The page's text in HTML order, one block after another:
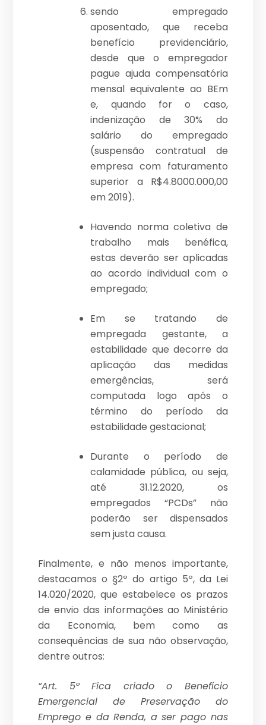
sendo empregado
aposentado, que receba
benefício previdenciário,
desde que o empregador
pague ajuda compensatória
mensal equivalente ao BEm
e, quando for o caso,
indenização de 30% do
salário do empregado
(suspensão contratual de
empresa com faturamento
superior a R$4.8000.000,00
em 2019).
Havendo norma coletiva de
trabalho mais benéfica,
estas deverão ser aplicadas
ao acordo individual com o
empregado;
Em se tratando de
empregada gestante, a
estabilidade que decorre da
aplicação das medidas
emergências, será
computada logo após o
término do período da
estabilidade gestacional;
Durante o período de
calamidade pública, ou seja,
até 31.12.2020, os
empregados “PCDs” não
poderão ser dispensados
sem justa causa.
Finalmente, e não menos importante,
destacamos o §2º do artigo 5º, da Lei
14.020/2020, que estabelece os prazos
de envio das informações ao Ministério
da Economia, bem como as
consequências de sua não observação,
dentre outros:
“Art. 5º Fica criado o Benefício
Emergencial de Preservação do
Emprego e da Renda, a ser pago nas